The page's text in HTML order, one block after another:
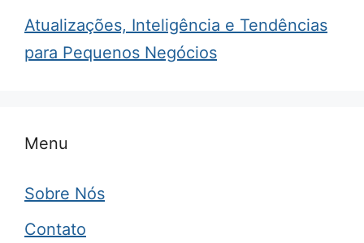
Atualizações, Inteligência e Tendências
para Pequenos Negócios
Menu
Sobre Nós
Contato